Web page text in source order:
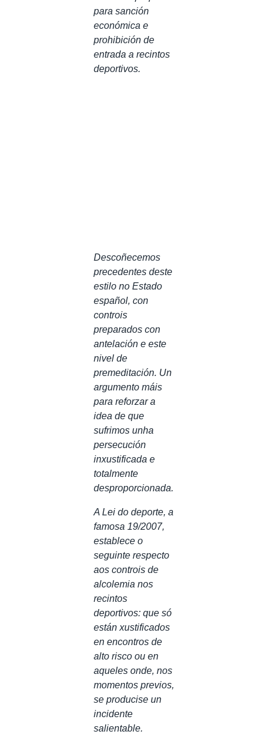
para sanción
económica e
prohibición de
entrada a recintos
deportivos.
Descoñecemos
precedentes deste
estilo no Estado
español, con
controis
preparados con
antelación e este
nivel de
premeditación. Un
argumento máis
para reforzar a
idea de que
sufrimos unha
persecución
inxustificada e
totalmente
desproporcionada.
A Lei do deporte, a
famosa 19/2007,
establece o
seguinte respecto
aos controis de
alcolemia nos
recintos
deportivos: que só
están xustificados
en encontros de
alto risco ou en
aqueles onde, nos
momentos previos,
se producise un
incidente
salientable.